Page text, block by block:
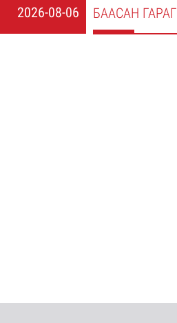
2026-08-06 БААСАН ГАРАГ